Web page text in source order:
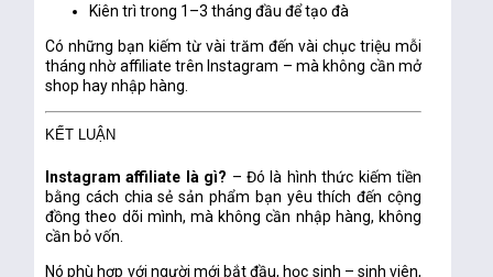
Kiên trì trong 1–3 tháng đầu để tạo đà
Có những bạn kiếmtừ vài trăm đến vài chục triệu mỗi
tháng nhờ affiliate trên Instagram – mà không cần mở
shop hay nhập hàng.
KẾT LUẬN
Instagram affiliate là gì? – Đó là hình thức kiếm tiền
bằng cách chia sẻ sản phẩm bạn yêu thích đến cộng
đồng theo dõi mình, mà không cần nhập hàng, không
cần bỏ vốn.
Nó phù hợp với người mới bắt đầu, học sinh – sinh viên,